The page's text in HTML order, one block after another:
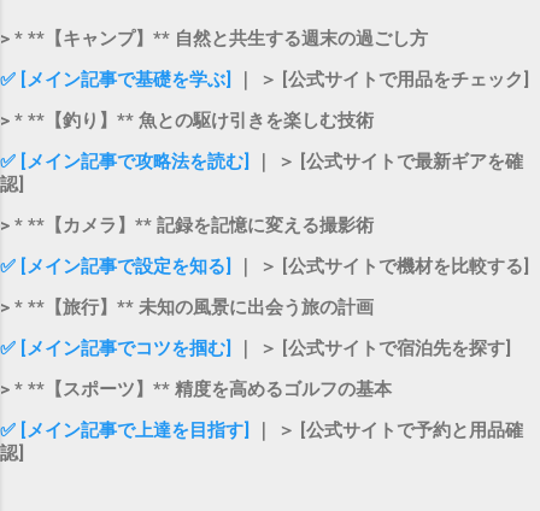
> * **【キャンプ】** 自然と共生する週末の過ごし方
✅ [メイン記事で基礎を学ぶ]
｜ ＞ [公式サイトで用品をチェック]
> * **【釣り】** 魚との駆け引きを楽しむ技術
✅ [メイン記事で攻略法を読む]
｜ ＞ [公式サイトで最新ギアを確
認]
> * **【カメラ】** 記録を記憶に変える撮影術
✅ [メイン記事で設定を知る]
｜ ＞ [公式サイトで機材を比較する]
> * **【旅行】** 未知の風景に出会う旅の計画
✅ [メイン記事でコツを掴む]
｜ ＞ [公式サイトで宿泊先を探す]
> * **【スポーツ】** 精度を高めるゴルフの基本
✅ [メイン記事で上達を目指す]
｜ ＞ [公式サイトで予約と用品確
認]